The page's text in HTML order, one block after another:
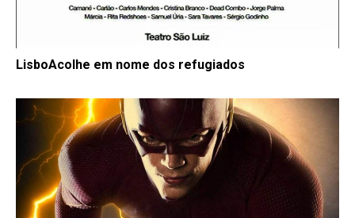
LisboAcolhe em nome dos refugiados